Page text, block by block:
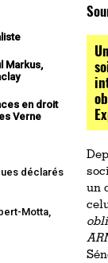
Markus,
en droit
Verne
déclarés
Motta,
un